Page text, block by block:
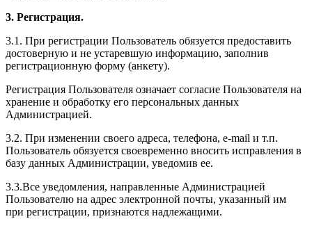
3. Регистрация.
3.1. При регистрации Пользователь обязуется предоставить
достоверную и не устаревшую информацию, заполнив
регистрационную форму (анкету).
Регистрация Пользователя означает согласие Пользователя на
хранение и обработку его персональных данных
Администрацией.
3.2. При изменении своего адреса, телефона, e-mail и т.п.
Пользователь обязуется своевременно вносить исправления в
базу данных Администрации, уведомив ее.
3.3.Все уведомления, направленные Администрацией
Пользователю на адрес электронной почты, указанный им
при регистрации, признаются надлежащими.